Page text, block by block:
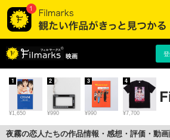
映画
¥1,650
1
¥990
2
¥990
3
¥7,700
4
夜霧の恋人たちの作品情報・感想・評価・動